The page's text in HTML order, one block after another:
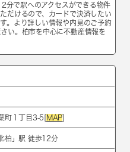
分で駅へのアクセスができる物件
だけるので、カードで決済したい
。より詳しい情報や内見のご予約
い。柏市を中心に不動産情報を
町１丁目3-5[ MAP
柏 」駅 徒歩12分